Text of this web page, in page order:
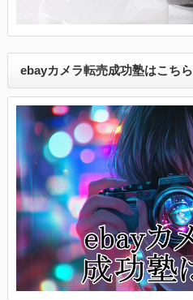
ebayカメラ転売成功塾はこちら